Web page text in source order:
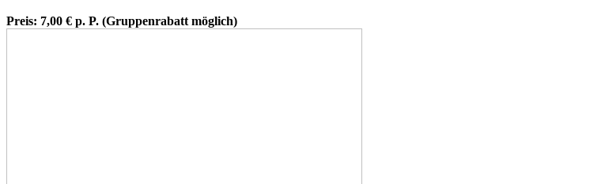
Preis: 7,00 € p. P. (Gruppenrabatt möglich)